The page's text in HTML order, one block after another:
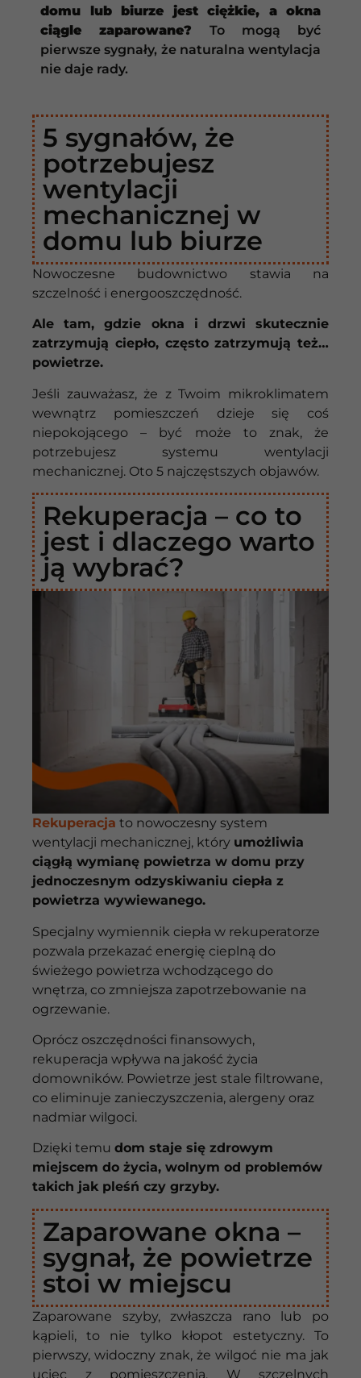
domu lub biurze jest ciężkie, a okna
ciągle zaparowane? To mogą być
pierwsze sygnały, że naturalna wentylacja
nie daje rady.
5 sygnałów, że
potrzebujesz
wentylacji
mechanicznej w
domu lub biurze
Nowoczesne budownictwo stawia na
szczelność i energooszczędność.
Ale tam, gdzie okna i drzwi skutecznie
zatrzymują ciepło, często zatrzymują też…
powietrze.
Jeśli zauważasz, że z Twoim mikroklimatem
wewnątrz pomieszczeń dzieje się coś
niepokojącego – być może to znak, że
potrzebujesz systemu wentylacji
mechanicznej. Oto 5 najczęstszych objawów.
Rekuperacja – co to
jest i dlaczego warto
ją wybrać?
Rekuperacja to nowoczesny system
wentylacji mechanicznej, który umożliwia
ciągłą wymianę powietrza w domu przy
jednoczesnym odzyskiwaniu ciepła z
powietrza wywiewanego.
Specjalny wymiennik ciepła w rekuperatorze
pozwala przekazać energię cieplną do
świeżego powietrza wchodzącego do
wnętrza, co zmniejsza zapotrzebowanie na
ogrzewanie.
Oprócz oszczędności finansowych,
rekuperacja wpływa na jakość życia
domowników. Powietrze jest stale filtrowane,
co eliminuje zanieczyszczenia, alergeny oraz
nadmiar wilgoci.
Dzięki temu dom staje się zdrowym
miejscem do życia, wolnym od problemów
takich jak pleśń czy grzyby.
Zaparowane okna –
sygnał, że powietrze
stoi w miejscu
Zaparowane szyby, zwłaszcza rano lub po
kąpieli, to nie tylko kłopot estetyczny. To
pierwszy, widoczny znak, że wilgoć nie ma jak
uciec z pomieszczenia. W szczelnych